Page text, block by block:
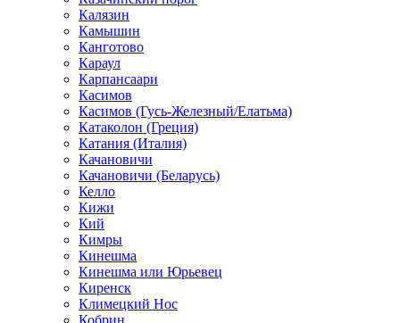
Калязин
Камышин
Канготово
Караул
Карпансаари
Касимов
Касимов (Гусь-Железный/Елатьма)
Катаколон (Греция)
Катания (Италия)
Качановичи
Качановичи (Беларусь)
Келло
Кижи
Кий
Кимры
Кинешма
Кинешма или Юрьевец
Киренск
Климецкий Нос
Кобрин